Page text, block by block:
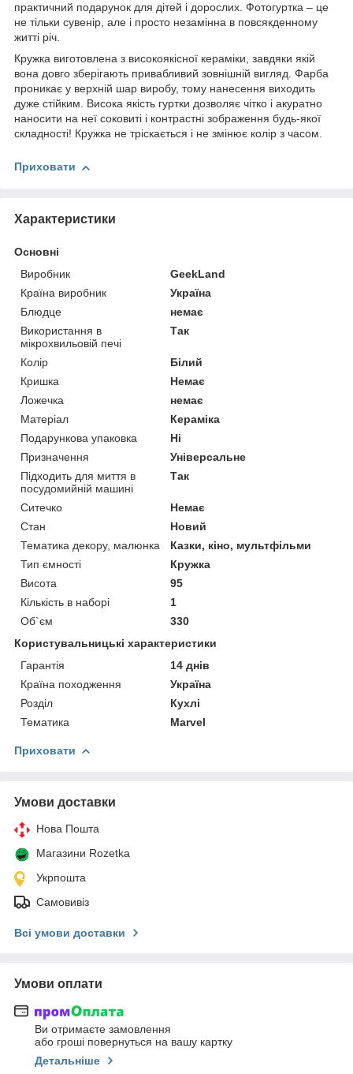
практичний подарунок для дітей і дорослих. Фотогуртка – це
не тільки сувенір, але і просто незамінна в повсякденному
житті річ.
Кружка виготовлена з високоякісної кераміки, завдяки якій
вона довго зберігають привабливий зовнішній вигляд. Фарба
проникає у верхній шар виробу, тому нанесення виходить
дуже стійким. Висока якість гуртки дозволяє чітко і акуратно
наносити на неї соковиті і контрастні зображення будь-якої
складності! Кружка не тріскається і не змінює колір з часом.
Приховати
Характеристики
Основні
Виробник
GeekLand
Країна виробник
Україна
Блюдце
немає
Використання в
мікрохвильовій печі
Так
Колір
Білий
Кришка
Немає
Ложечка
немає
Матеріал
Кераміка
Подарункова упаковка
Ні
Призначення
Універсальне
Підходить для миття в
посудомийній машині
Так
Ситечко
Немає
Стан
Новий
Тематика декору, малюнка
Казки, кіно, мультфільми
Тип ємності
Кружка
Висота
95
Кількість в наборі
1
Об`єм
330
Користувальницькі характеристики
Гарантія
14 днів
Країна походження
Україна
Розділ
Кухлі
Тематика
Marvel
Приховати
Умови доставки
Нова Пошта
Магазини Rozetka
Укрпошта
Самовивіз
Всі умови доставки
Умови оплати
Ви отримаєте замовлення
або гроші повернуться на вашу картку
Детальніше